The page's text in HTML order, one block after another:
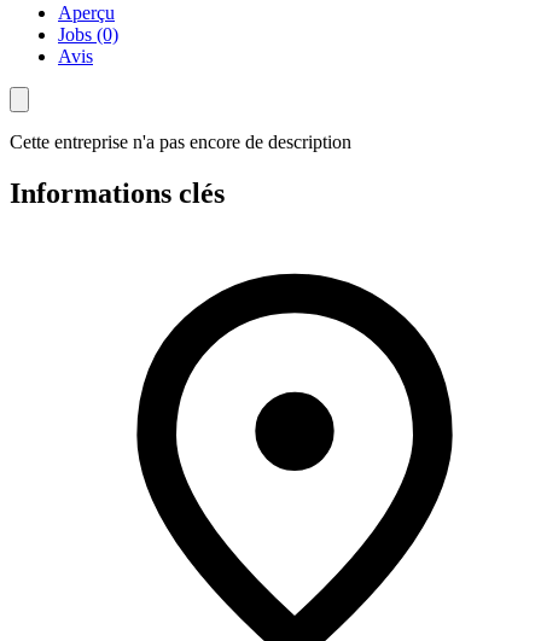
Aperçu
Jobs (0)
Avis
Cette entreprise n'a pas encore de description
Informations clés